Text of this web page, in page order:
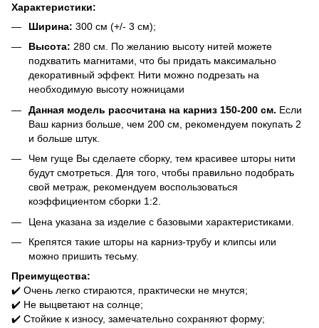
Характеристики:
Ширина: 300 см (+/- 3 см);
Высота: 280 см. По желанию высоту нитей можете
подхватить магнитами, что бы придать максимально
декоративный эффект. Нити можно подрезать на
необходимую высоту ножницами
Данная модель рассчитана на карниз 150-200 см. Если
Ваш карниз больше, чем 200 см, рекомендуем покупать 2
и больше штук.
Чем гуще Вы сделаете сборку, тем красивее шторы нити
будут смотреться. Для того, чтобы правильно подобрать
свой метраж, рекомендуем воспользоваться
коэффициентом сборки 1:2.
Цена указана за изделие с базовыми характеристиками.
Крепятся такие шторы на карниз-трубу и клипсы или
можно пришить тесьму.
Преимущества:
✔️ Очень легко стираются, практически не мнутся;
✔️ Не выцветают на солнце;
✔️ Стойкие к износу, замечательно сохраняют форму;